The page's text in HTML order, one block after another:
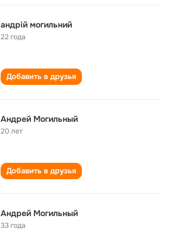
андрій могильний
22 года
Добавить в друзья
Андрей Могильный
20 лет
Добавить в друзья
Андрей Могильный
33 года